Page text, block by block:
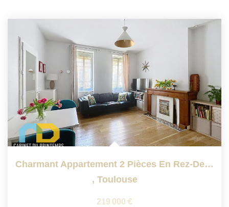
Charmant Appartement 2 Pièces En Rez-De-Chaussée - Quartier...
, Toulouse
219 000 €